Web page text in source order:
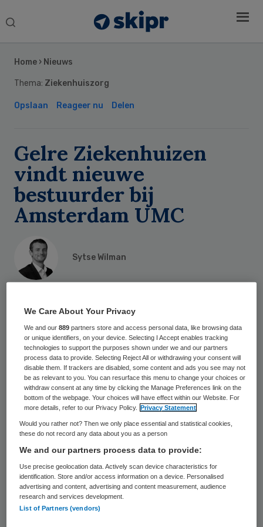
Search
Home › Nieuws
Thema: Ziekenhuiszorg
Opslaan Reageer nu Delen
Gelre Ziekenhuizen
vindt nieuwe
bestuurder bij
Amsterdam UMC
Sytse Wilman
3659 keer gelezen
Martiene Riedijk gaat de raad van bestuur
van Gelre Ziekenhuizen versterken.
Momenteel werkt ze nog als internist-
intensivist en lid van de medische directie
van Amsterdam UMC.
Martiene Riedijk treedt aan per 1 maart
2025 en krijgt de portefeuille Zorg,
Kwaliteit en Veiligheid. Ze neemt de taken
over van Floor Haak-van der Lely op, die het
afgelopen jaar als interim-bestuurslid
Sidebar
We Care About Your Privacy
We and our889 partners store and access personal data, like browsing data
or unique identifiers, on your device. Selecting I Accept enables tracking
technologies to support the purposes shown under we and our partners
process data to provide. Selecting Reject All or withdrawing your consent will
disable them. If trackers are disabled, some content and ads you see may not
be as relevant to you. You can resurface this menu to change your choices or
withdraw consent at any time by clicking the Manage Preferences link on the
bottom of the webpage. Your choices will have effect within our Website. For
more details, refer to our Privacy Policy.
Privacy Statement
Would you rather not? Then we only place essential and statistical cookies,
these do not record any data about you as a person
We and our partners process data to provide:
Use precise geolocation data. Actively scan device characteristics for
identification. Store and/or access information on a device. Personalised
advertising and content, advertising and content measurement, audience
research and services development.
List of Partners (vendors)